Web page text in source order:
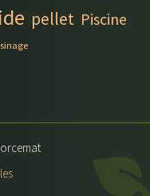
pellet Piscine